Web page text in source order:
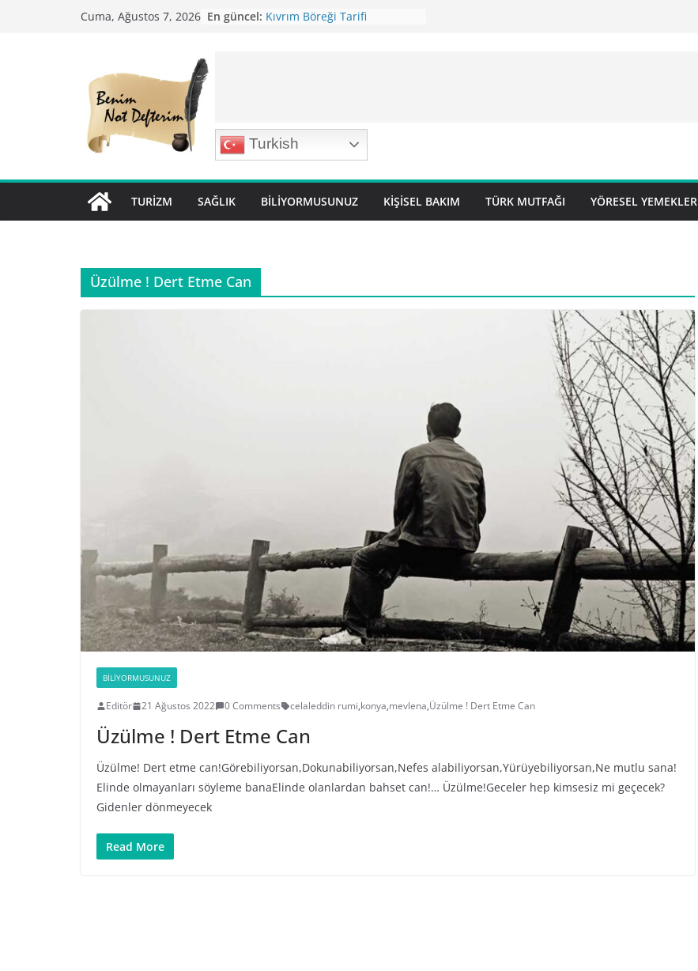
Cuma, Ağustos 7, 2026 En güncel: Kıvrım Böreği Tarifi
Turkish
TURIZM SAĞLIK BILIYORMUSUNUZ KIŞISEL BAKIM TÜRK MUTFAĞI YÖRESEL YEMEKLER
Üzülme ! Dert Etme Can
BILIYORMUSUNUZ
Editör 21 Ağustos 2022 0 Comments celaleddin rumi,konya,mevlena,Üzülme ! Dert Etme Can
Üzülme ! Dert Etme Can
Üzülme! Dert etme can!Görebiliyorsan,Dokunabiliyorsan,Nefes alabiliyorsan,Yürüyebiliyorsan,Ne mutlu sana!
Elinde olmayanları söyleme banaElinde olanlardan bahset can!… Üzülme!Geceler hep kimsesiz mi geçecek?
Gidenler dönmeyecek
Read More